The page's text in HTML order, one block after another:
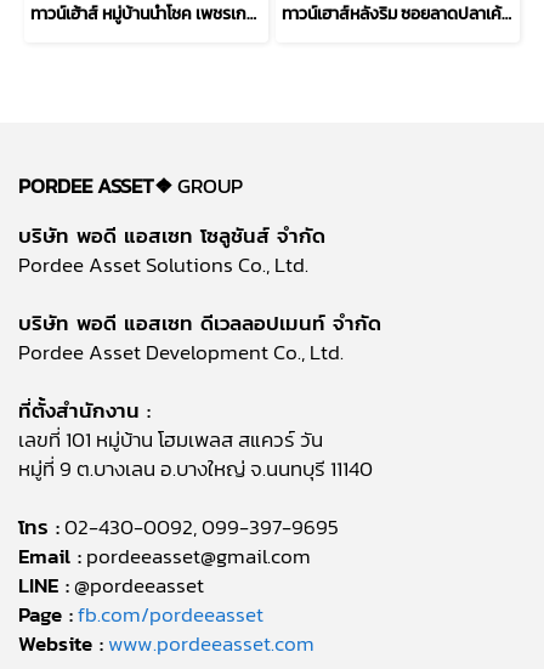
ทาวน์เฮ้าส์ หมู่บ้านนำโชค เพชรเกษม58 ( ขนาด 27 ตร.ว.) พุทธมณฑลสาย1 ภาษีเจริญ ใกล้รถไฟฟ้าสายสีน้ำเงิน และซีคอน บางแค : Namchok Thanon Phet Kasem 58 ทาวน์เฮาส์หลังริม ซอยลาดปลาเค้า72 (ขนาด 21 ตร.ว.) รามอินทรา-เกษตรนวมินทร์ ใกล้รถไฟฟ้า MRT ลาดปลาเค้า กทม. : Lat Plakhao 72
PORDEE ASSET❖GROUP
บริษัท พอดี แอสเซท โซลูชันส์ จำกัด
Pordee Asset Solutions Co., Ltd.
บริษัท พอดี แอสเซท ดีเวลลอปเมนท์ จำกัด
Pordee Asset Development Co., Ltd.
ที่ตั้งสำนักงาน :
เลขที่ 101 หมู่บ้าน โฮมเพลส สแควร์ วัน
หมู่ที่ 9 ต.บางเลน อ.บางใหญ่ จ.นนทบุรี 11140
โทร :02-430-0092, 099-397-9695
Email :pordeeasset@gmail.com
LINE :@pordeeasset
Page :fb.com/pordeeasset
Website :www.pordeeasset.com